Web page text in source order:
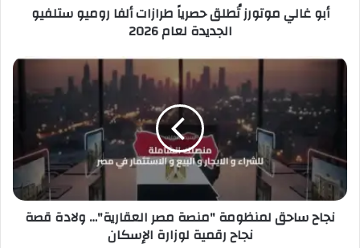
أبو غالي موتورز تُطلق حصرياً طرازات ألفا روميو ستلفيو
الجديدة لعام 2026​
نجاح ساحق لمنظومة "منصة مصر العقارية"… ولادة قصة
نجاح رقمية لوزارة الإسكان